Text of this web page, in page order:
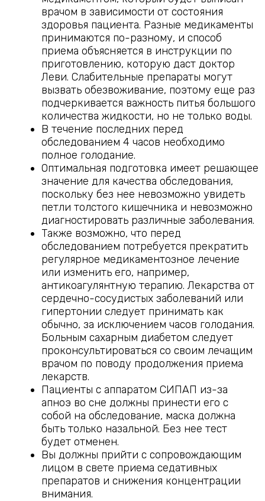
врачом в зависимости от состояния
здоровья пациента. Разные медикаменты
принимаются по-разному, и способ
приема объясняется в инструкции по
приготовлению, которую даст доктор
Леви. Слабительные препараты могут
вызвать обезвоживание, поэтому еще раз
подчеркивается важность питья большого
количества жидкости, но не только воды.
В течение последних перед
обследованием 4 часов необходимо
полное голодание.
Оптимальная подготовка имеет решающее
значение для качества обследования,
поскольку без нее невозможно увидеть
петли толстого кишечника и невозможно
диагностировать различные заболевания.
Также возможно, что перед
обследованием потребуется прекратить
регулярное медикаментозное лечение
или изменить его, например,
антикоагулянтную терапию. Лекарства от
сердечно-сосудистых заболеваний или
гипертонии следует принимать как
обычно, за исключением часов голодания.
Больным сахарным диабетом следует
проконсультироваться со своим лечащим
врачом по поводу продолжения приема
лекарств.
Пациенты с аппаратом СИПАП из-за
апноэ во сне должны принести его с
собой на обследование, маска должна
быть только назальной. Без нее тест
будет отменен.
Вы должны прийти с сопровождающим
лицом в свете приема седативных
препаратов и снижения концентрации
внимания.